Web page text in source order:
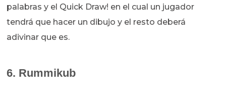
palabras y el Quick Draw! en el cual un jugador
tendrá que hacer un dibujo y el resto deberá
adivinar que es.
6. Rummikub